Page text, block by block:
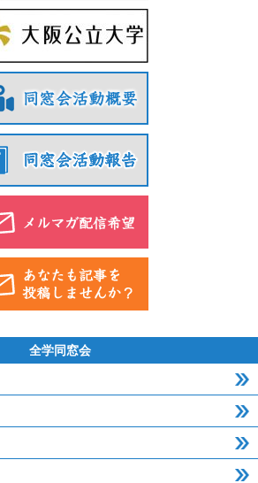
全学同窓会